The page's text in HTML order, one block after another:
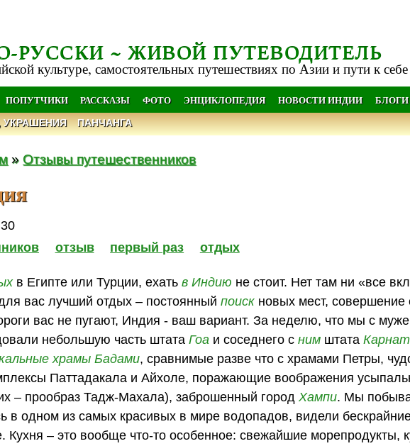
РУССКИ ~ ЖИВОЙ ПУТЕВОДИТЕЛЬ
культуре, самостоятельных путешествиях по Азии и пути к себе
ПОПУТЧИКИ РАССКАЗЫ ФОТО ЭНЦИКЛОПЕДИЯ НОВОСТИ ИНДИИ БЛОГИ
УКРАШЕНИЯ ПАНЧАНГА
» Отзывы путешественников
отзыв первый раз отдых
в Египте или Турции, ехатьв Индию не стоит. Нет там ни «все
вас лучший отдых – постоянныйпоиск новых мест, совершение
вас не пугают, Индия - ваш вариант. За неделю, что мы с
небольшую часть штатаГоа и соседнего сним штата
храмы Бадами, сравнимые разве что с храмами Петры,
Паттадакала и Айхоле, поражающие воображения
– прообраз Тадж-Махала), заброшенный городХампи. Мы
в одном из самых красивых в мире водопадов, видели
Кухня – это вообще что-то особенное: свежайшие морепродукты,